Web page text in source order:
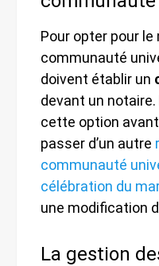
Pour opter pour le
communauté
doivent établir un
devant un
cette option
passer d’un autre
communauté
célébration du
une modification
La gestion